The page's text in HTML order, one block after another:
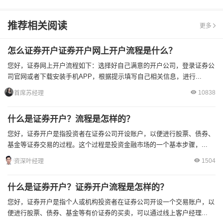
推荐相关阅读 更多
怎么证券开户证券开户网上开户流程是什么？
您好，证券网上开户流程如下：选择好自己满意的开户公司，登录证券公
司官网或者下载安装手机APP，根据提示填写自己相关信息，进行...
首席苏经理 10838
什么是证券开户？流程是怎样的？
您好，证券开户是指投资者在证券公司开设账户，以便进行股票、债券、
基金等证券交易的过程。这个过程是投资金融市场的一个基本步骤，...
资深叶经理 1504
什么是证券开户？证券开户流程是怎样的？
您好，证券开户是指个人或机构投资者在证券公司开设一个交易账户，以
便进行股票、债券、基金等有价证券的买卖，可以通过线上客户经理...